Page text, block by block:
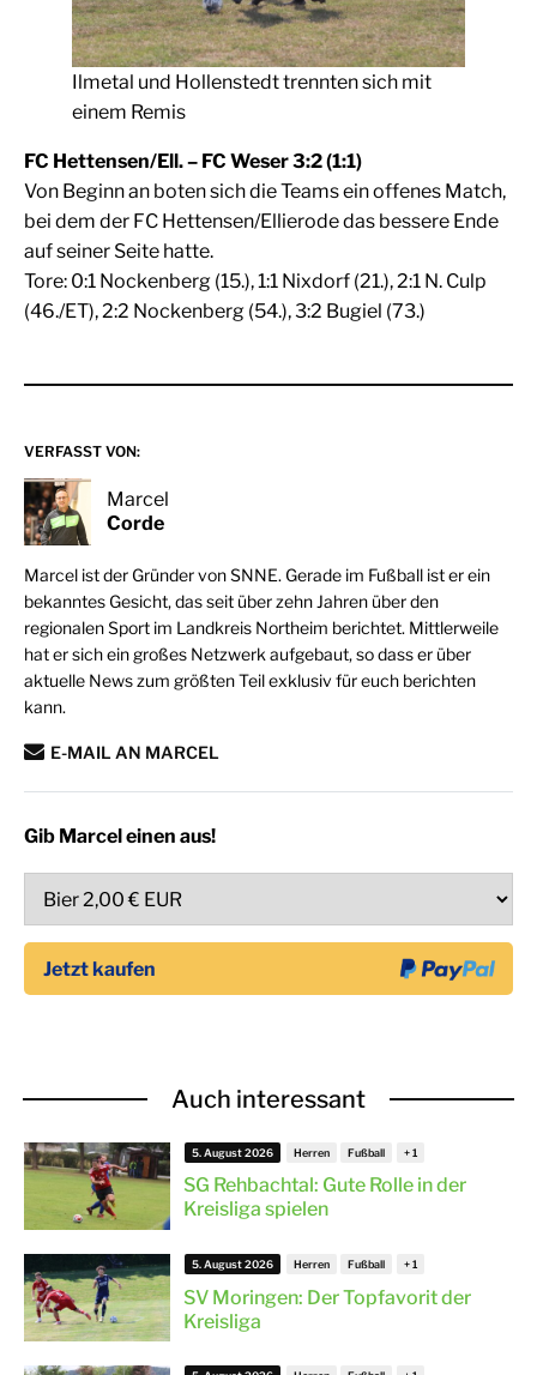
Ilmetal und Hollenstedt trennten sich mit
einem Remis
FC Hettensen/Ell. – FC Weser 3:2 (1:1)
Von Beginn an boten sich die Teams ein offenes Match,
bei dem der FC Hettensen/Ellierode das bessere Ende
auf seiner Seite hatte.
Tore: 0:1 Nockenberg (15.), 1:1 Nixdorf (21.), 2:1 N. Culp
(46./ET), 2:2 Nockenberg (54.), 3:2 Bugiel (73.)
VERFASST VON:
Marcel
Corde
Marcel ist der Gründer von SNNE. Gerade im Fußball ist er ein
bekanntes Gesicht, das seit über zehn Jahren über den
regionalen Sport im Landkreis Northeim berichtet. Mittlerweile
hat er sich ein großes Netzwerk aufgebaut, so dass er über
aktuelle News zum größten Teil exklusiv für euch berichten
kann.
E-MAIL AN MARCEL
Gib Marcel einen aus!
Auch interessant
SG Rehbachtal: Gute Rolle in der
Kreisliga spielen
5. August 2026 Herren Fußball
SV Moringen: Der Topfavorit der
Kreisliga
5. August 2026 Herren Fußball